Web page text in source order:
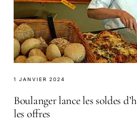
1 JANVIER 2024
Boulanger lance les soldes
les offres